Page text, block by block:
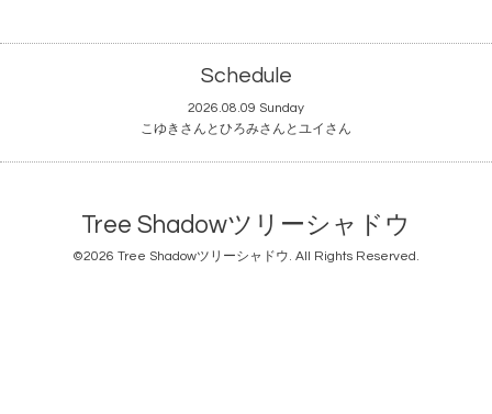
Schedule
2026.08.09 Sunday
こゆきさんとひろみさんとユイさん
Tree Shadowツリーシャドウ
©2026 Tree Shadowツリーシャドウ. All Rights Reserved.